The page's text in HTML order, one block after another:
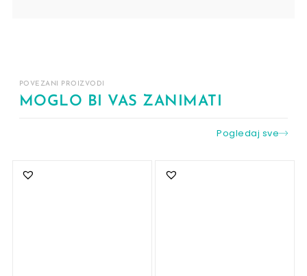
POVEZANI PROIZVODI
MOGLO BI VAS ZANIMATI
Pogledaj sve